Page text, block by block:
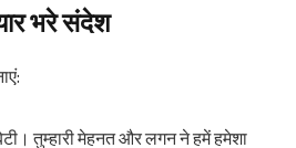
भरे संदेश
तुम्हारी मेहनत और लगन ने हमें हमेशा